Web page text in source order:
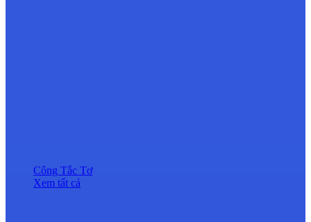
Công Tắc Tơ
Xem tất cả